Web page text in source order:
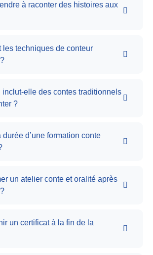
à raconter des histoires aux
les techniques de conteur
inclut-elle des contes traditionnels
?
d’une formation conte
un atelier conte et oralité après
un certificat à la fin de la